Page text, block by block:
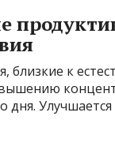
близкие к
дня.